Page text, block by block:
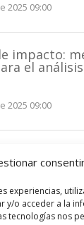
experiencias,
y/o acceder a la
tecnologías nos
2025 09:00
impacto:
el
2025 09:00
en 2025: La
2025 09:00